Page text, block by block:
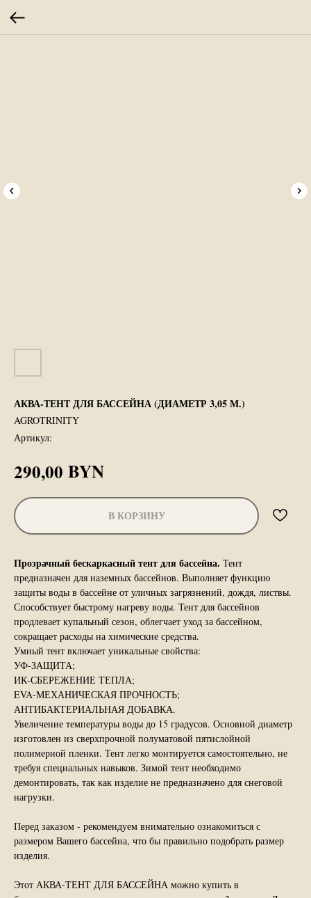
АКВА-ТЕНТ ДЛЯ БАССЕЙНА (ДИАМЕТР 3,05 М.)
AGROTRINITY
Артикул:
290,00 BYN
В КОРЗИНУ
Прозрачный бескаркасный тент для бассейна. Тент
предназначен для наземных бассейнов. Выполняет функцию
защиты воды в бассейне от уличных загрязнений, дождя, листвы.
Способствует быстрому нагреву воды. Тент для бассейнов
продлевает купальный сезон, облегчает уход за бассейном,
сокращает расходы на химические средства.
Умный тент включает уникальные свойства:
УФ-ЗАЩИТА;
ИК-СБЕРЕЖЕНИЕ ТЕПЛА;
EVA-МЕХАНИЧЕСКАЯ ПРОЧНОСТЬ;
АНТИБАКТЕРИАЛЬНАЯ ДОБАВКА.
Увеличение температуры воды до 15 градусов. Основной диаметр
изготовлен из сверхпрочной полуматовой пятислойной
полимерной пленки. Тент легко монтируется самостоятельно, не
требуя специальных навыков. Зимой тент необходимо
демонтировать, так как изделие не предназначено для снеговой
нагрузки.
Перед заказом - рекомендуем внимательно ознакомиться с
размером Вашего бассейна, что бы правильно подобрать размер
изделия.
Этот АКВА-ТЕНТ ДЛЯ БАССЕЙНА можно купить в